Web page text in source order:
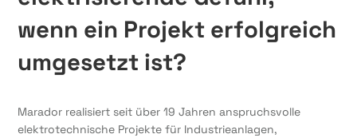
wenn ein Projekt erfolgreich
umgesetzt ist?
Marador realisiert seit über 19 Jahren anspruchsvolle
elektrotechnische Projekte für Industrieanlagen,